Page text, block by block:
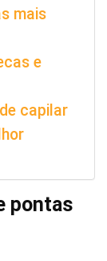
mais
e
capilar
pontas